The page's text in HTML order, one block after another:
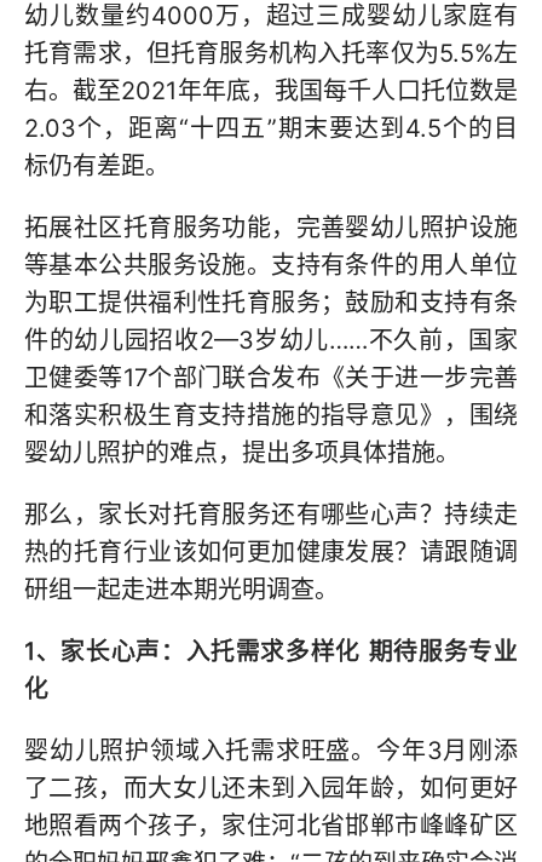
幼儿数量约4000万，超过三成婴幼儿家庭有
托育需求，但托育服务机构入托率仅为5.5%左
右。截至2021年年底，我国每千人口托位数是
2.03个，距离“十四五”期末要达到4.5个的目
标仍有差距。
拓展社区托育服务功能，完善婴幼儿照护设施
等基本公共服务设施。支持有条件的用人单位
为职工提供福利性托育服务；鼓励和支持有条
件的幼儿园招收2—3岁幼儿……不久前，国家
卫健委等17个部门联合发布《关于进一步完善
和落实积极生育支持措施的指导意见》，围绕
婴幼儿照护的难点，提出多项具体措施。
那么，家长对托育服务还有哪些心声？持续走
热的托育行业该如何更加健康发展？请跟随调
研组一起走进本期光明调查。
1、家长心声：入托需求多样化 期待服务专业
化
婴幼儿照护领域入托需求旺盛。今年3月刚添
了二孩，而大女儿还未到入园年龄，如何更好
地照看两个孩子，家住河北省邯郸市峰峰矿区